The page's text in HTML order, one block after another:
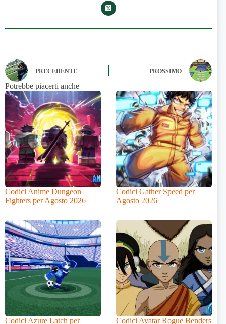
PRECEDENTE PROSSIMO
Potrebbe piacerti anche
Codici Anime Dungeon
Fighters per Agosto 2026
Codici Gather Speed per
Agosto 2026
Codici Azure Latch per Codici Avatar Rogue Benders